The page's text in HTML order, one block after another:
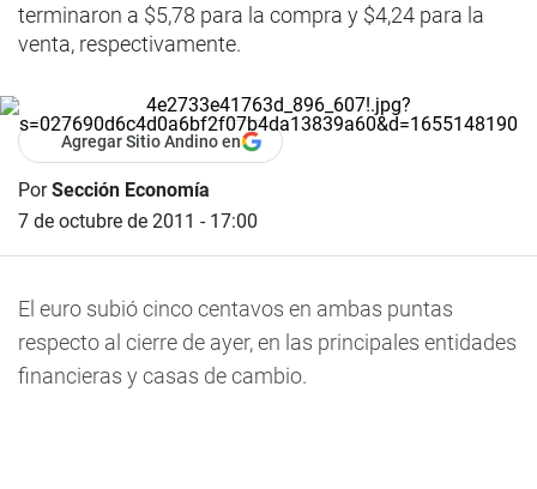
terminaron a $5,78 para la compra y $4,24 para la
venta, respectivamente.
Agregar Sitio Andino en
PorSección Economía
7 de octubre de 2011 - 17:00
El euro subió cinco centavos en ambas puntas
respecto al cierre de ayer, en las principales entidades
financieras y casas de cambio.